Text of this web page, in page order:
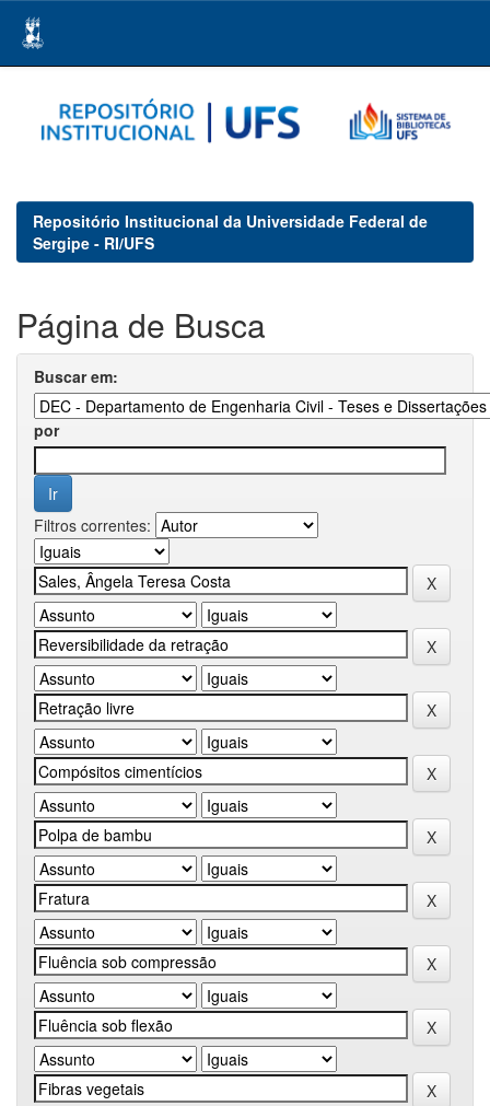
navigation
Repositório Institucional da Universidade Federal de
Sergipe - RI/UFS
Página de Busca
Buscar em:
por
Filtros correntes: